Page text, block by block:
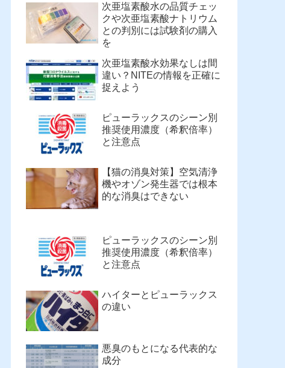
次亜塩素酸水の品質チェッ
クや次亜塩素酸ナトリウム
との判別には試験剤の購入
を
次亜塩素酸水効果なしは間
違い？NITEの情報を正確に
捉えよう
ピューラックスのシーン別
推奨使用濃度（希釈倍率）
と注意点
【猫の消臭対策】空気清浄
機やオゾン発生器では根本
的な消臭はできない
ピューラックスのシーン別
推奨使用濃度（希釈倍率）
と注意点
ハイターとピューラックス
の違い
悪臭のもとになる代表的な
成分